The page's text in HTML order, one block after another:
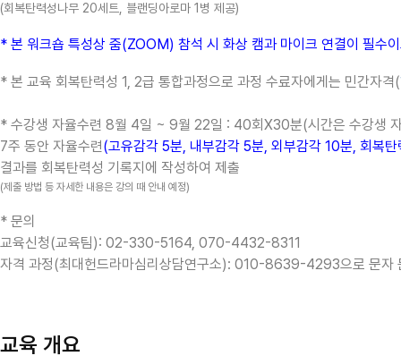
(회복탄력성나무 20세트, 블랜딩아로마 1병 제공)
* 본 워크숍 특성상 줌(ZOOM) 참석 시 화상 캠과 마이크 연결이 필수
* 본 교육 회복탄력성 1, 2급 통합과정으로 과정 수료자에게는 민간자격(
* 수강생 자율수련 8월 4일 ~ 9월 22일 : 40회X30분(시간은 수강생
7주 동안 자율수련(고유감각 5분, 내부감각 5분, 외부감각 10분, 회복탄
결과를 회복탄력성 기록지에 작성하여 제출
(제출 방법 등 자세한 내용은 강의 때 안내 예정)
* 문의
교육신청(교육팀): 02-330-5164, 070-4432-8311
자격 과정(최대헌드라마심리상담연구소): 010-8639-4293으로 문자
교육 개요